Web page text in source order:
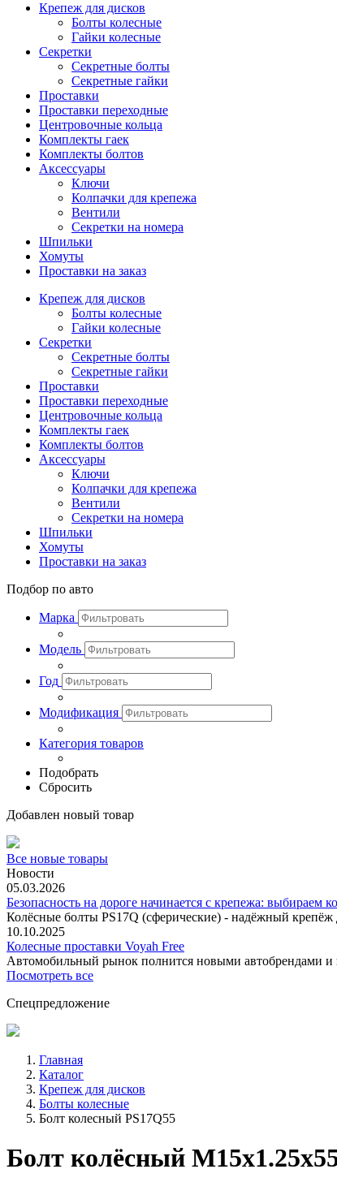
Крепеж для дисков
Болты колесные
Гайки колесные
Секретки
Секретные болты
Секретные гайки
Проставки
Проставки переходные
Центровочные кольца
Комплекты гаек
Комплекты болтов
Аксессуары
Ключи
Колпачки для крепежа
Вентили
Секретки на номера
Шпильки
Хомуты
Проставки на заказ
Крепеж для дисков
Болты колесные
Гайки колесные
Секретки
Секретные болты
Секретные гайки
Проставки
Проставки переходные
Центровочные кольца
Комплекты гаек
Комплекты болтов
Аксессуары
Ключи
Колпачки для крепежа
Вентили
Секретки на номера
Шпильки
Хомуты
Проставки на заказ
Подбор по авто
Марка
Модель
Год
Модификация
Категория товаров
Подобрать
Сбросить
Добавлен новый товар
Все новые товары
Новости
05.03.2026
Безопасность на дороге начинается с крепежа: выбираем
Колёсные болты PS17Q (сферические) - надёжный крепёж
10.10.2025
Колесные проставки Voyah Free
Автомобильный рынок полнится новыми
Посмотреть все
Спецпредложение
Главная
Каталог
Крепеж для дисков
Болты колесные
Болт колесный PS17Q55
Болт колёсный